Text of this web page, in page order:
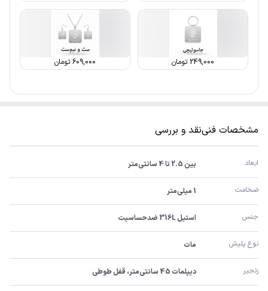
249,000 تومان 609,000تومان
مشخصات فنینقد و بررسی
ابعاد بین 2.5 تا 4 سانتی‌متر
ضخامت 1 میلی‌متر
جنس استیل 316L ضدحساسیت
نوع پلیش مات
زنجیر دیپلمات 45 سانتی‌متر، قفل طوطی